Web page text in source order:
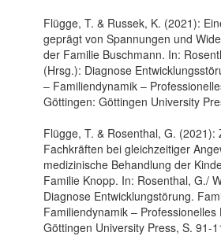
Flügge, T. & Russek, K. (2021):
geprägt von Spannungen und
der Familie Buschmann. In:
(Hrsg.): Diagnose
– Familiendynamik –
Göttingen: Göttingen University
Flügge, T. & Rosenthal, G. (2021):
Fachkräften bei gleichzeitiger
medizinische Behandlung der
Familie Knopp. In: Rosenthal, G./
Diagnose Entwicklungstörung.
Familiendynamik –
Göttingen University Press, S. 91-